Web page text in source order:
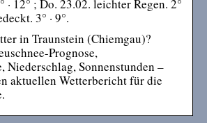
· 12° ; Do. 23.02. leichter Regen. 2°
3° · 9°.
in Traunstein (Chiemgau)?
Prognose,
Niederschlag, Sonnenstunden –
aktuellen Wetterbericht für die